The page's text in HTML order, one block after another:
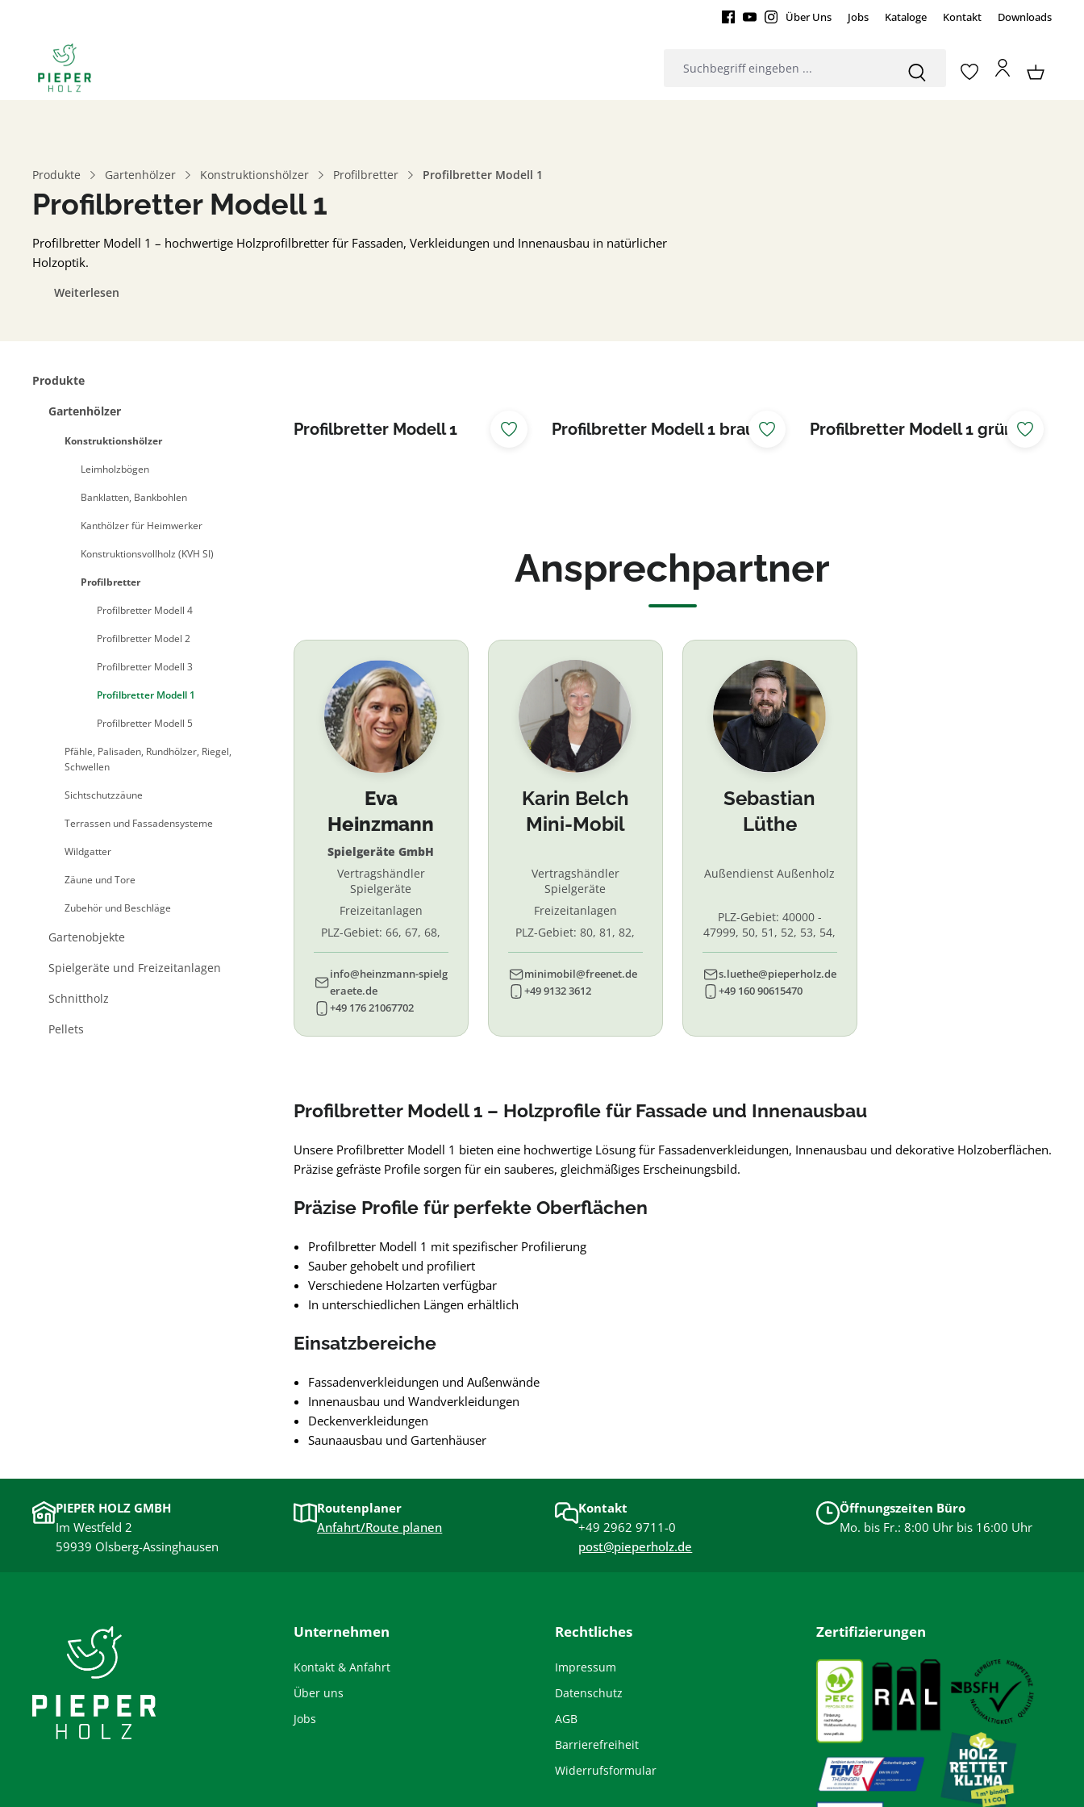
Über Uns Jobs Kataloge Kontakt Downloads
Produkte Gartenhölzer Konstruktionshölzer Profilbretter Profilbretter Modell 1
Profilbretter Modell 1
Profilbretter Modell 1 – hochwertige Holzprofilbretter für Fassaden, Verkleidungen und Innenausbau in natürlicher
Holzoptik.
Weiterlesen
Produkte
Gartenhölzer
Konstruktionshölzer
Leimholzbögen
Banklatten, Bankbohlen
Kanthölzer für Heimwerker
Konstruktionsvollholz (KVH SI)
Profilbretter
Profilbretter Modell 4
Profilbretter Model 2
Profilbretter Modell 3
Profilbretter Modell 1
Profilbretter Modell 5
Pfähle, Palisaden, Rundhölzer, Riegel,
Schwellen
Sichtschutzzäune
Terrassen und Fassadensysteme
Wildgatter
Zäune und Tore
Zubehör und Beschläge
Gartenobjekte
Spielgeräte und Freizeitanlagen
Schnittholz
Pellets
Profilbretter Modell 1 Profilbretter Modell 1 braun Profilbretter Modell 1 grün
Ansprechpartner
Eva
Heinzmann
Spielgeräte GmbH
Vertragshändler
Spielgeräte
Freizeitanlagen
PLZ-Gebiet: 66, 67, 68,
info@heinzmann-spielg
eraete.de
+49 176 21067702
Karin Belch
Mini-Mobil
Vertragshändler
Spielgeräte
Freizeitanlagen
PLZ-Gebiet: 80, 81, 82,
minimobil@freenet.de
+49 9132 3612
Sebastian
Lüthe
Außendienst Außenholz
PLZ-Gebiet: 40000 -
47999, 50, 51, 52, 53, 54,
s.luethe@pieperholz.de
+49 160 90615470
Profilbretter Modell 1 – Holzprofile für Fassade und Innenausbau
Unsere Profilbretter Modell 1 bieten eine hochwertige Lösung für Fassadenverkleidungen, Innenausbau und dekorative Holzoberflächen.
Präzise gefräste Profile sorgen für ein sauberes, gleichmäßiges Erscheinungsbild.
Präzise Profile für perfekte Oberflächen
Profilbretter Modell 1 mit spezifischer Profilierung
Sauber gehobelt und profiliert
Verschiedene Holzarten verfügbar
In unterschiedlichen Längen erhältlich
Einsatzbereiche
Fassadenverkleidungen und Außenwände
Innenausbau und Wandverkleidungen
Deckenverkleidungen
Saunaausbau und Gartenhäuser
PIEPER HOLZ GMBH
Im Westfeld 2
59939 Olsberg-Assinghausen
Routenplaner
Anfahrt/Route planen
Kontakt
+49 2962 9711-0
post@pieperholz.de
Öffnungszeiten Büro
Mo. bis Fr.: 8:00 Uhr bis 16:00 Uhr
Unternehmen
Kontakt & Anfahrt
Über uns
Jobs
Rechtliches
Impressum
Datenschutz
AGB
Barrierefreiheit
Widerrufsformular
Zertifizierungen